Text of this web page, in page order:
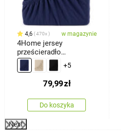
4,6 470x w magazynie
4Home jersey
prześcieradło
ciemnoniebieski, 180 x
200 cm
+5
79,99zł
Do koszyka
Next